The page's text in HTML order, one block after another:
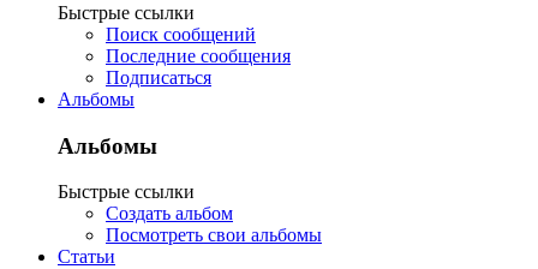
Быстрые ссылки
Поиск сообщений
Последние сообщения
Подписаться
Альбомы
Альбомы
Быстрые ссылки
Создать альбом
Посмотреть свои альбомы
Статьи